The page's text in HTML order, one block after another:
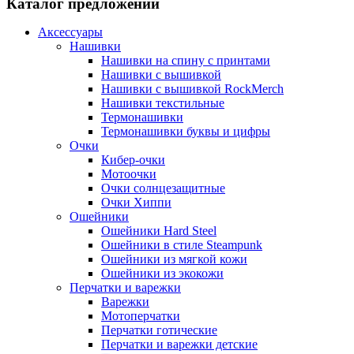
Каталог предложений
Аксессуары
Нашивки
Нашивки на спину с принтами
Нашивки с вышивкой
Нашивки с вышивкой RockMerch
Нашивки текстильные
Термонашивки
Термонашивки буквы и цифры
Очки
Кибер-очки
Мотоочки
Очки солнцезащитные
Очки Хиппи
Ошейники
Ошейники Hard Steel
Ошейники в стиле Steampunk
Ошейники из мягкой кожи
Ошейники из экокожи
Перчатки и варежки
Варежки
Мотоперчатки
Перчатки готические
Перчатки и варежки детские